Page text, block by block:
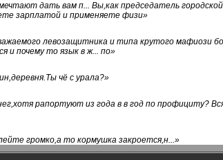
дать вам п... Вы,как председатель
зарплатой и применяете физи»
левозащитника и типа крутого
и почему то язык в ж... по»
чё с урала?»
рапортуют из года в в год по профициту?
громко,а то кормушка закроется,н...»